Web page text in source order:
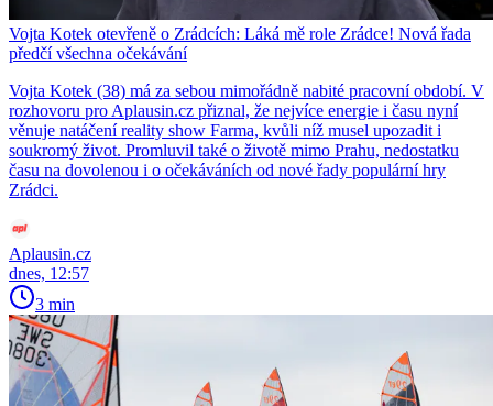
Vojta Kotek otevřeně o Zrádcích: Láká mě role Zrádce! Nová řada
předčí všechna očekávání
Vojta Kotek (38) má za sebou mimořádně nabité pracovní období. V
rozhovoru pro Aplausin.cz přiznal, že nejvíce energie i času nyní
věnuje natáčení reality show Farma, kvůli níž musel upozadit i
soukromý život. Promluvil také o životě mimo Prahu, nedostatku
času na dovolenou i o očekáváních od nové řady populární hry
Zrádci.
Aplausin.cz
dnes, 12:57
3 min